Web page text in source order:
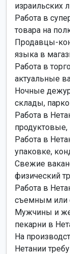
израильских
Работа в
товара на
Продавцы-
языка в
Работа в
актуальные
Ночные
склады,
Работа в
Работа в
упаковке,
Свежие
физический
Работа в
съемным или
Мужчины и
пекарни в
На
Нетании